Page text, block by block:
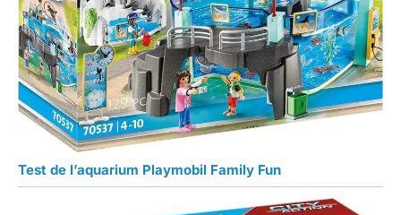
Test de l’aquarium Playmobil Family Fun